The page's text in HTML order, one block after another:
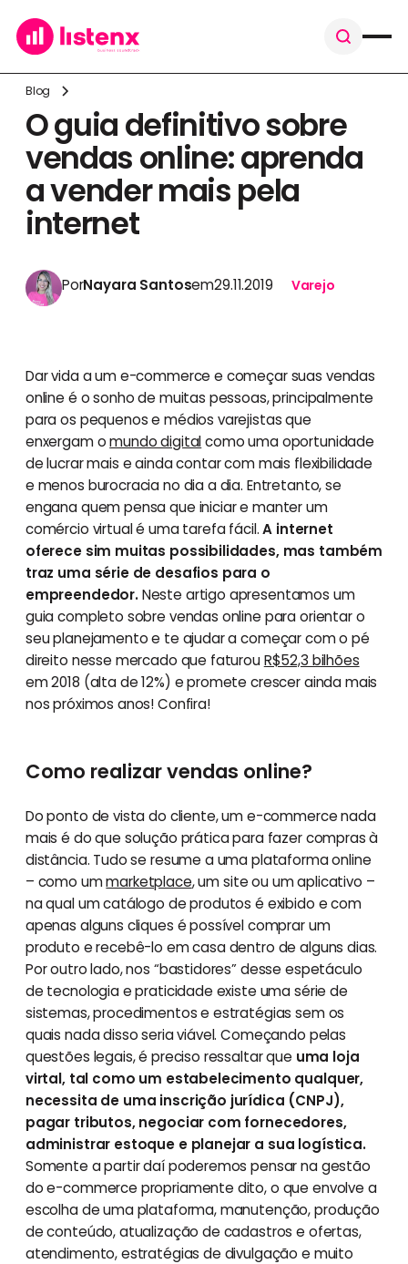
Blog
O guia definitivo sobre
vendas online: aprenda
a vender mais pela
internet
PorNayara Santosem29.11.2019 Varejo
Dar vida a um e-commerce e começar suas vendas
online é o sonho de muitas pessoas, principalmente
para os pequenos e médios varejistas que
enxergam omundo digitalcomo uma oportunidade
de lucrar mais e ainda contar com mais flexibilidade
e menos burocracia no dia a dia. Entretanto, se
engana quem pensa que iniciar e manter um
comércio virtual é uma tarefa fácil.A internet
oferece sim muitas possibilidades, mas também
traz uma série de desafios para o
empreendedor.Neste artigo apresentamos um
guia completo sobre vendas online para orientar o
seu planejamento e te ajudar a começar com o pé
direito nesse mercado que faturouR$52,3 bilhões
em 2018 (alta de 12%) e promete crescer ainda mais
nos próximos anos! Confira!
Como realizar vendas online?
Do ponto de vista do cliente, um e-commerce nada
mais é do que solução prática para fazer compras à
distância. Tudo se resume a uma plataforma online
– como ummarketplace, um site ou um aplicativo –
na qual um catálogo de produtos é exibido e com
apenas alguns cliques é possível comprar um
produto e recebê-lo em casa dentro de alguns dias.
Por outro lado, nos “bastidores” desse espetáculo
de tecnologia e praticidade existe uma série de
sistemas, procedimentos e estratégias sem os
quais nada disso seria viável. Começando pelas
questões legais, é preciso ressaltar que uma loja
virtal, tal como um estabelecimento qualquer,
necessita de uma inscrição jurídica (CNPJ),
pagar tributos, negociar com fornecedores,
administrar estoque e planejar a sua logística.
Somente a partir daí poderemos pensar na gestão
do e-commerce propriamente dito, o que envolve a
escolha de uma plataforma, manutenção, produção
de conteúdo, atualização de cadastros e ofertas,
atendimento, estratégias de divulgação e muito